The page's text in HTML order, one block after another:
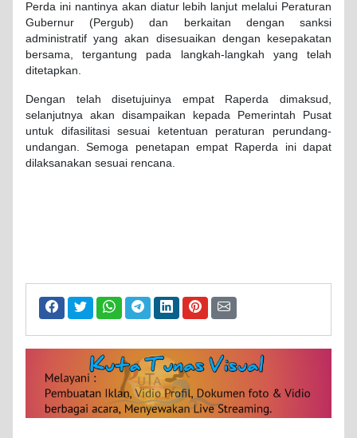
Perda ini nantinya akan diatur lebih lanjut melalui Peraturan
Gubernur (Pergub) dan berkaitan dengan sanksi
administratif yang akan disesuaikan dengan kesepakatan
bersama, tergantung pada langkah-langkah yang telah
ditetapkan.
Dengan telah disetujuinya empat Raperda dimaksud,
selanjutnya akan disampaikan kepada Pemerintah Pusat
untuk difasilitasi sesuai ketentuan peraturan perundang-
undangan. Semoga penetapan empat Raperda ini dapat
dilaksanakan sesuai rencana.